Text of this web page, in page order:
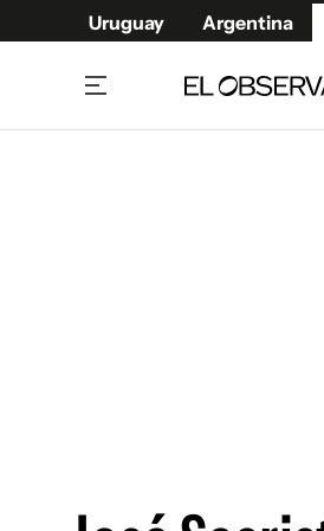
Uruguay Argentina